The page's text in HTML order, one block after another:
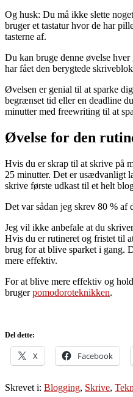
Og husk: Du må ikke slette
bruger et tastatur hvor de har
tasterne af.
Du kan bruge denne øvelse
har fået den berygtede
Øvelsen er genial til at sparke
begrænset tid eller en deadline
minutter med freewriting til at
Øvelse for den
Hvis du er skrap til at skrive på
25 minutter. Det er usædvanligt
skrive første udkast til et helt
Det var sådan jeg skrev 80 % af
Jeg vil ikke anbefale at du
Hvis du er rutineret og fristet til
brug for at blive sparket i gang.
mere effektiv.
For at blive mere effektiv og
brugerpomodoroteknikken.
Del dette:
X Facebook
Skrevet i: Blogging, Skrive,